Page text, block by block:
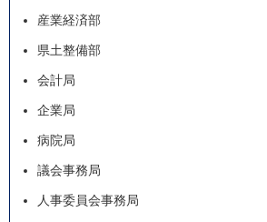
産業経済部
県土整備部
会計局
企業局
病院局
議会事務局
人事委員会事務局